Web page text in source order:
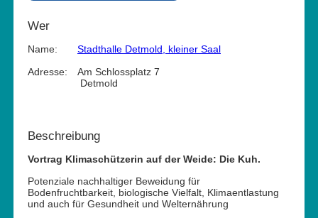
Wer
Name:
Stadthalle Detmold, kleiner Saal
Adresse:
Am Schlossplatz 7
Detmold
Beschreibung
Vortrag Klimaschützerin auf derWeide: Die Kuh.
Potenziale nachhaltiger Beweidung für
Bodenfruchtbarkeit, biologische Vielfalt, Klimaentlastung
und auch für Gesundheit und Welternährung